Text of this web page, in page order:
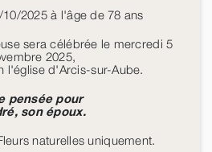
2025 à l'âge de 78 ans
sera célébrée le mercredi 5
2025,
l'église d'Arcis-sur-Aube.
pensée pour
son époux.
naturelles uniquement.